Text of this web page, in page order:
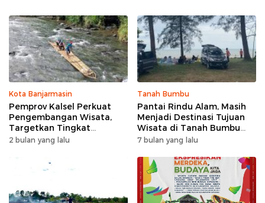
Kota Banjarmasin
Pemprov Kalsel Perkuat
Pengembangan Wisata,
Targetkan Tingkat
Kunjungan Naik 5 Persen di
2 bulan yang lalu
Tanah Bumbu
Pantai Rindu Alam, Masih
Menjadi Destinasi Tujuan
Wisata di Tanah Bumbu
dengan Rindangnya Pohon
7 bulan yang lalu